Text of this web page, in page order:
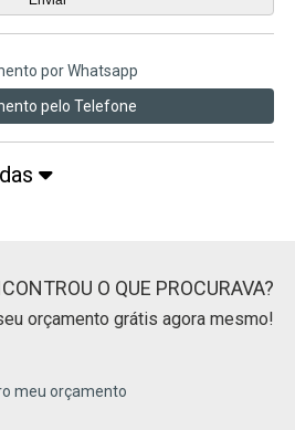
por Whatsapp
pelo Telefone
O QUE PROCURAVA?
orçamento grátis agora mesmo!
meu orçamento